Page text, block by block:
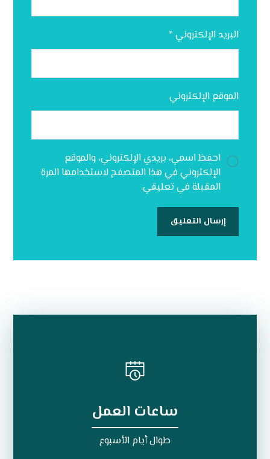
البريد الإلكتروني *
الموقع الإلكتروني
احفظ اسمي، بريدي الإلكتروني، والموقع
الإلكتروني في هذا المتصفح لاستخدامها المرة
المقبلة في تعليقي.
ساعات العمل
طوال أيام الأسبوع